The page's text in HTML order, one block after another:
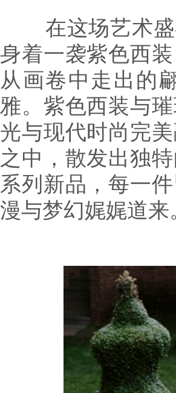
在这场艺术盛
身着一袭紫色西
从画卷中走出的
雅。紫色西装与
光与现代时尚完
之中，散发出独
系列新品，每一
漫与梦幻娓娓道来